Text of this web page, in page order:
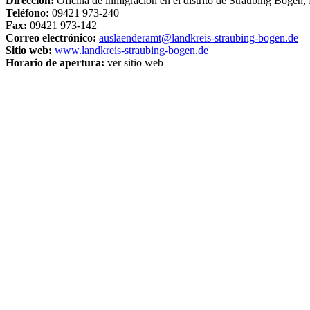
Teléfono: 09421 973-240
Fax: 09421 973-142
Correo electrónico: auslaenderamt@landkreis-straubing-bogen.de
Sitio web: www.landkreis-straubing-bogen.de
Horario de apertura: ver sitio web